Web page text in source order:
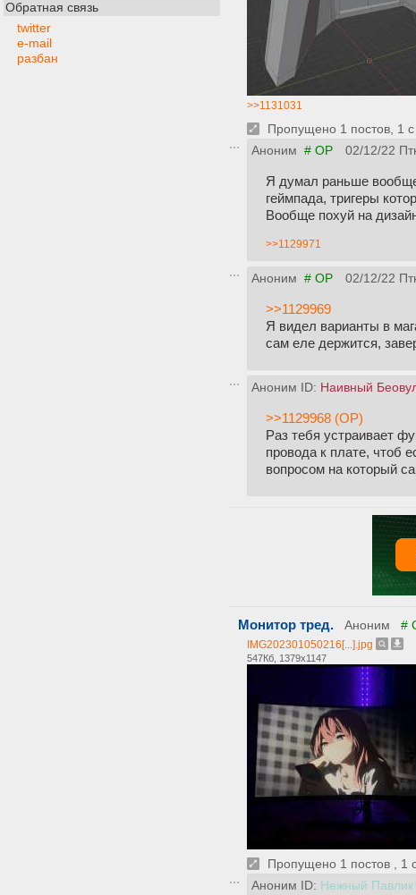
Обратная связь
twitter
e-mail
разбан
>>1131031
Пропущено 1 постов, 1 с
Аноним # OP 02/12/22
Я думал раньше вообще
геймпада, тригеры
Вообще похуй на
>>1129971
Аноним # OP 02/12/22
>>1129969
Я видел варианты в
сам еле держится,
Аноним ID: Наивный
>>1129968 (OP)
Раз тебя устраивает
провода к плате, чтоб
вопросом на который
Монитор тред. Аноним #
IMG202301050216[...].jpg
547Кб, 1379x1147
Пропущено 1 постов , 1
Аноним ID: Нежный